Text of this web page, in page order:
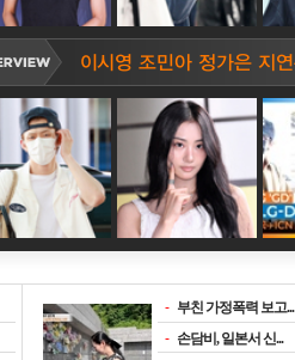
- 부친 가정폭력 보고...
- 손담비, 일본서 신...